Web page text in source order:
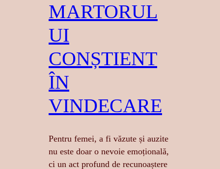
MARTORUL
UI
CONȘTIENT
ÎN
VINDECARE
Pentru femei, a fi văzute și auzite
nu este doar o nevoie emoțională,
ci un act profund de recunoaștere